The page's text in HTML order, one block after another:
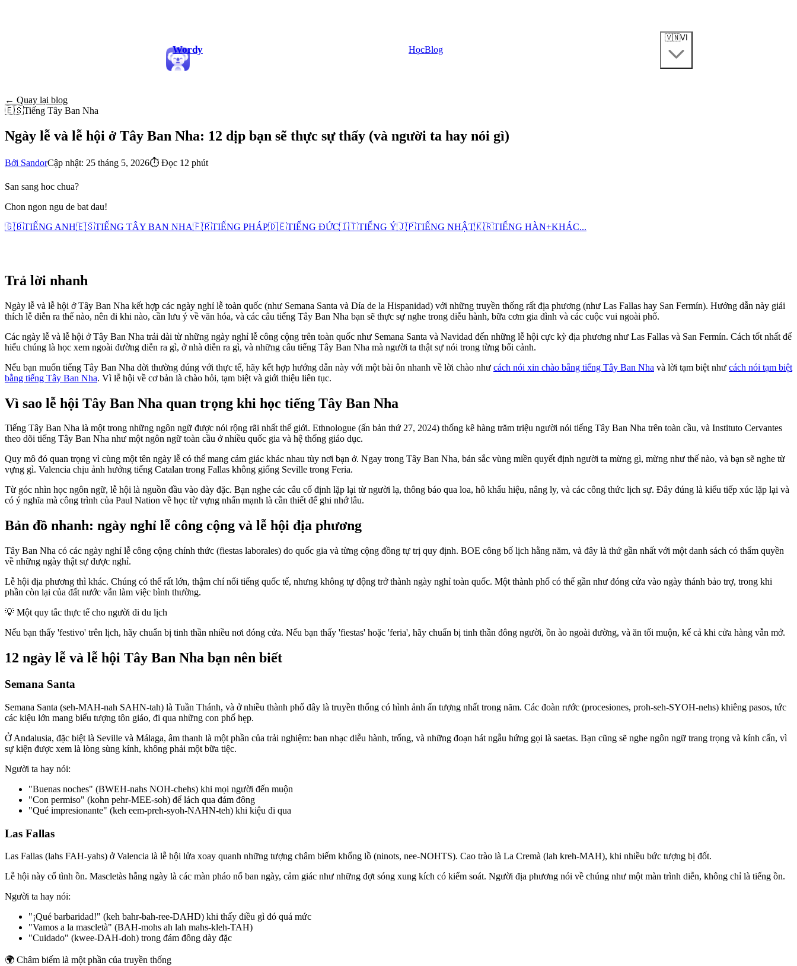
Wordy HọcBlog
🇻🇳VI
← Quay lại blog
🇪🇸Tiếng Tây Ban Nha
Ngày lễ và lễ hội ở Tây Ban Nha: 12 dịp bạn sẽ thực sự thấy (và người ta hay nói gì)
Bởi SandorCập nhật: 25 tháng 5, 2026⏱ Đọc 12 phút
San sang hoc chua?
Chon ngon ngu de bat dau!
🇬🇧TIẾNG ANH🇪🇸TIẾNG TÂY BAN NHA🇫🇷TIẾNG PHÁP🇩🇪TIẾNG ĐỨC🇮🇹TIẾNG Ý🇯🇵TIẾNG NHẬT🇰🇷TIẾNG HÀN+KHÁC...
Trả lời nhanh
Ngày lễ và lễ hội ở Tây Ban Nha kết hợp các ngày nghỉ lễ toàn quốc (như Semana Santa và Día de la Hispanidad) với những truyền thống rất địa phương (như Las Fallas hay San Fermín). Hướng dẫn này giải
thích lễ diễn ra thế nào, nên đi khi nào, cần lưu ý về văn hóa, và các câu tiếng Tây Ban Nha bạn sẽ thực sự nghe trong diễu hành, bữa cơm gia đình và các cuộc vui ngoài phố.
Các ngày lễ và lễ hội ở Tây Ban Nha trải dài từ những ngày nghỉ lễ công cộng trên toàn quốc như Semana Santa và Navidad đến những lễ hội cực kỳ địa phương như Las Fallas và San Fermín. Cách tốt nhất để
hiểu chúng là học xem ngoài đường diễn ra gì, ở nhà diễn ra gì, và những câu tiếng Tây Ban Nha mà người ta thật sự nói trong từng bối cảnh.
Nếu bạn muốn tiếng Tây Ban Nha đời thường đúng với thực tế, hãy kết hợp hướng dẫn này với một bài ôn nhanh về lời chào như cách nói xin chào bằng tiếng Tây Ban Nha và lời tạm biệt như cách nói tạm biệt
bằng tiếng Tây Ban Nha. Vì lễ hội về cơ bản là chào hỏi, tạm biệt và giới thiệu liên tục.
Vì sao lễ hội Tây Ban Nha quan trọng khi học tiếng Tây Ban Nha
Tiếng Tây Ban Nha là một trong những ngôn ngữ được nói rộng rãi nhất thế giới. Ethnologue (ấn bản thứ 27, 2024) thống kê hàng trăm triệu người nói tiếng Tây Ban Nha trên toàn cầu, và Instituto Cervantes
theo dõi tiếng Tây Ban Nha như một ngôn ngữ toàn cầu ở nhiều quốc gia và hệ thống giáo dục.
Quy mô đó quan trọng vì cùng một tên ngày lễ có thể mang cảm giác khác nhau tùy nơi bạn ở. Ngay trong Tây Ban Nha, bản sắc vùng miền quyết định người ta mừng gì, mừng như thế nào, và bạn sẽ nghe từ
vựng gì. Valencia chịu ảnh hưởng tiếng Catalan trong Fallas không giống Seville trong Feria.
Từ góc nhìn học ngôn ngữ, lễ hội là nguồn đầu vào dày đặc. Bạn nghe các câu cố định lặp lại từ người lạ, thông báo qua loa, hô khẩu hiệu, nâng ly, và các công thức lịch sự. Đây đúng là kiểu tiếp xúc lặp lại và
có ý nghĩa mà công trình của Paul Nation về học từ vựng nhấn mạnh là cần thiết để ghi nhớ lâu.
Bản đồ nhanh: ngày nghỉ lễ công cộng và lễ hội địa phương
Tây Ban Nha có các ngày nghỉ lễ công cộng chính thức (fiestas laborales) do quốc gia và từng cộng đồng tự trị quy định. BOE công bố lịch hằng năm, và đây là thứ gần nhất với một danh sách có thẩm quyền
về những ngày thật sự được nghỉ.
Lễ hội địa phương thì khác. Chúng có thể rất lớn, thậm chí nổi tiếng quốc tế, nhưng không tự động trở thành ngày nghỉ toàn quốc. Một thành phố có thể gần như đóng cửa vào ngày thánh bảo trợ, trong khi
phần còn lại của đất nước vẫn làm việc bình thường.
💡 Một quy tắc thực tế cho người đi du lịch
Nếu bạn thấy 'festivo' trên lịch, hãy chuẩn bị tinh thần nhiều nơi đóng cửa. Nếu bạn thấy 'fiestas' hoặc 'feria', hãy chuẩn bị tinh thần đông người, ồn ào ngoài đường, và ăn tối muộn, kể cả khi cửa hàng vẫn mở.
12 ngày lễ và lễ hội Tây Ban Nha bạn nên biết
Semana Santa
Semana Santa (seh-MAH-nah SAHN-tah) là Tuần Thánh, và ở nhiều thành phố đây là truyền thống có hình ảnh ấn tượng nhất trong năm. Các đoàn rước (procesiones, proh-seh-SYOH-nehs) khiêng pasos, tức
các kiệu lớn mang biểu tượng tôn giáo, đi qua những con phố hẹp.
Ở Andalusia, đặc biệt là Seville và Málaga, âm thanh là một phần của trải nghiệm: ban nhạc diễu hành, trống, và những đoạn hát ngẫu hứng gọi là saetas. Bạn cũng sẽ nghe ngôn ngữ trang trọng và kính cẩn, vì
sự kiện được xem là lòng sùng kính, không phải một bữa tiệc.
Người ta hay nói:
"Buenas noches" (BWEH-nahs NOH-chehs) khi mọi người đến muộn
"Con permiso" (kohn pehr-MEE-soh) để lách qua đám đông
"Qué impresionante" (keh eem-preh-syoh-NAHN-teh) khi kiệu đi qua
Las Fallas
Las Fallas (lahs FAH-yahs) ở Valencia là lễ hội lửa xoay quanh những tượng châm biếm khổng lồ (ninots, nee-NOHTS). Cao trào là La Cremà (lah kreh-MAH), khi nhiều bức tượng bị đốt.
Lễ hội này cố tình ồn. Mascletàs hằng ngày là các màn pháo nổ ban ngày, cảm giác như những đợt sóng xung kích có kiểm soát. Người địa phương nói về chúng như một màn trình diễn, không chỉ là tiếng ồn.
Người ta hay nói:
"¡Qué barbaridad!" (keh bahr-bah-ree-DAHD) khi thấy điều gì đó quá mức
"Vamos a la mascletà" (BAH-mohs ah lah mahs-kleh-TAH)
"Cuidado" (kwee-DAH-doh) trong đám đông dày đặc
🌍 Châm biếm là một phần của truyền thống